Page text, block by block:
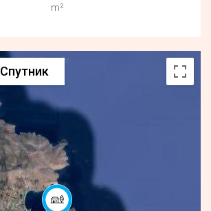
m²
Спутник